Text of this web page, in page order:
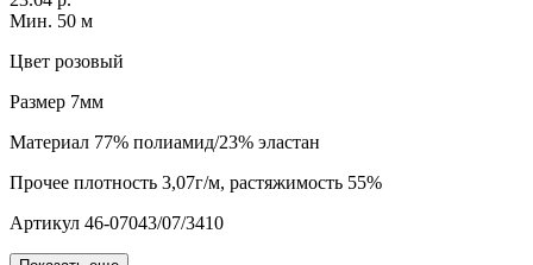
Мин. 50 м
Цвет розовый
Размер 7мм
Материал 77% полиамид/23% эластан
Прочее плотность 3,07г/м, растяжимость 55%
Артикул 46-07043/07/3410